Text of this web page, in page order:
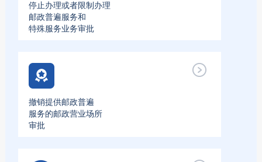
停止办理或者限制办理
邮政普遍服务和
特殊服务业务审批
撤销提供邮政普遍
服务的邮政营业场所
审批